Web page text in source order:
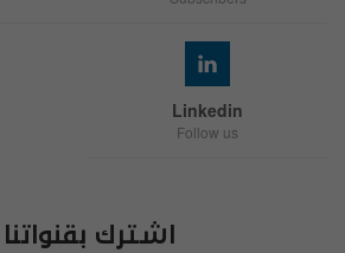
Linkedin
Follow us
اشترك بقنواتنا